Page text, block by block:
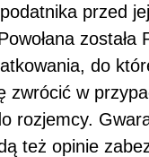
przed
została
do
zwrócić w
rozjemcy.
też opinie